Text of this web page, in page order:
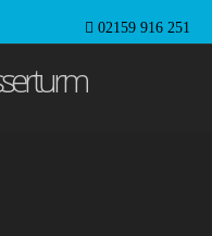
02159 916 251